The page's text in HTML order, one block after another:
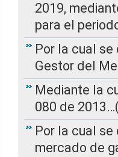
2019,
para el
Por la cual
Gestor del
Mediante la
080 de
Por la cual
mercado de